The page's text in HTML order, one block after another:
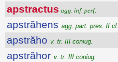
apstractus agg. inf. perf.
apstrăhens agg. part. pres. II cl.
apstrăho v. tr. III coniug.
apstrăhor v. tr. III coniug.